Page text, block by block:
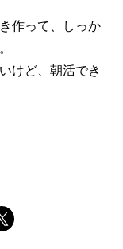
作って、しっか
けど、朝活でき